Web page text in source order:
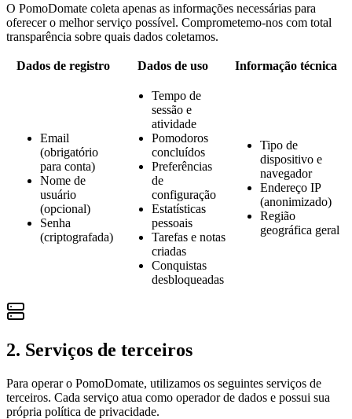
O PomoDomate coleta apenas as informações necessárias para
oferecer o melhor serviço possível. Comprometemo-nos com total
transparência sobre quais dados coletamos.
Dados de registro Dados de uso Informação técnica
Email
(obrigatório
para conta)
Nome de
usuário
(opcional)
Senha
(criptografada)
Tempo de
sessão e
atividade
Pomodoros
concluídos
Preferências
de
configuração
Estatísticas
pessoais
Tarefas e notas
criadas
Conquistas
desbloqueadas
Tipo de
dispositivo e
navegador
Endereço IP
(anonimizado)
Região
geográfica geral
2. Serviços de terceiros
Para operar o PomoDomate, utilizamos os seguintes serviços de
terceiros. Cada serviço atua como operador de dados e possui sua
própria política de privacidade.